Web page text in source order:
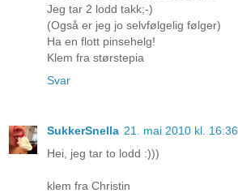
Jeg tar 2 lodd takk;-)
(Også er jeg jo selvfølgelig følger)
Ha en flott pinsehelg!
Klem fra størstepia
Svar
SukkerSnella 21. mai 2010 kl. 16:36
Hei, jeg tar to lodd :)))
klem fra Christin